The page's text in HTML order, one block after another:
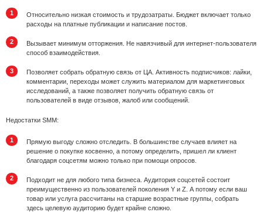
Относительно низкая стоимость и трудозатраты. Бюджет включает только
расходы на платные публикации и написание постов.
Вызывает минимум отторжения. Не навязчивый для интернет-пользователя
способ взаимодействия.
Позволяет собрать обратную связь от ЦА. Активность подписчиков: лайки,
комментарии, переходы может служить материалом для маркетинговых
исследований, а также позволяет получить обратную связь от
пользователей в виде отзывов, жалоб или сообщений.
Недостатки SMM:
Прямую выгоду сложно отследить. В большинстве случаев влияет на
решение о покупке косвенно, а потому определить, пришел ли клиент
благодаря соцсетям можно только при помощи опросов.
Подходит не для любого типа бизнеса. Аудитория соцсетей состоит
преимущественно из пользователей поколения Y и Z. А потому если ваш
товар или услуга рассчитаны на старшие возрастные группы, собрать
здесь целевую аудиторию будет крайне сложно.